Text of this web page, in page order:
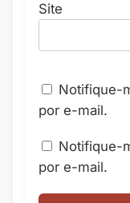
Site
Notifique-
por e-mail.
Notifique-
por e-mail.